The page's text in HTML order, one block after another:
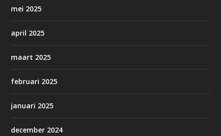
mei 2025
april 2025
maart 2025
februari 2025
januari 2025
december 2024